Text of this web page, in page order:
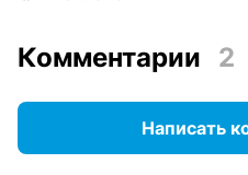
Комментарии 2
Написать